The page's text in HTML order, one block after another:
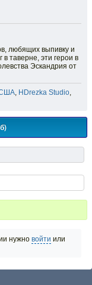
любящих выпивку и
таверне, эти герои в
Эскандрия от
, HDrezka Studio,
нужно войти или